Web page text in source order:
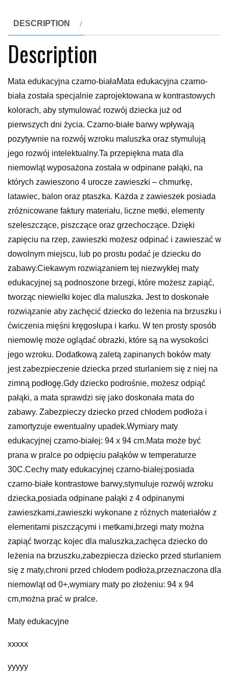
DESCRIPTION
Description
Mata edukacyjna czarno-białaMata edukacyjna czarno-
biała została specjalnie zaprojektowana w kontrastowych
kolorach, aby stymulować rozwój dziecka już od
pierwszych dni życia. Czarno-białe barwy wpływają
pozytywnie na rozwój wzroku maluszka oraz stymulują
jego rozwój intelektualny.Ta przepiękna mata dla
niemowląt wyposażona została w odpinane pałąki, na
których zawieszono 4 urocze zawieszki – chmurkę,
latawiec, balon oraz ptaszka. Każda z zawieszek posiada
zróżnicowane faktury materiału, liczne metki, elementy
szeleszczące, piszczące oraz grzechoczące. Dzięki
zapięciu na rzep, zawieszki możesz odpinać i zawieszać w
dowolnym miejscu, lub po prostu podać je dziecku do
zabawy.Ciekawym rozwiązaniem tej niezwykłej maty
edukacyjnej są podnoszone brzegi, które możesz zapiąć,
tworząc niewielki kojec dla maluszka. Jest to doskonałe
rozwiązanie aby zachęcić dziecko do leżenia na brzuszku i
ćwiczenia mięśni kręgosłupa i karku. W ten prosty sposób
niemowlę może oglądać obrazki, które są na wysokości
jego wzroku. Dodatkową zaletą zapinanych boków maty
jest zabezpieczenie dziecka przed sturlaniem się z niej na
zimną podłogę.Gdy dziecko podrośnie, możesz odpiąć
pałąki, a mata sprawdzi się jako doskonała mata do
zabawy. Zabezpieczy dziecko przed chłodem podłoża i
zamortyzuje ewentualny upadek.Wymiary maty
edukacyjnej czarno-białej: 94 x 94 cm.Mata może być
prana w pralce po odpięciu pałąków w temperaturze
30C.Cechy maty edukacyjnej czarno-białej:posiada
czarno-białe kontrastowe barwy,stymuluje rozwój wzroku
dziecka,posiada odpinane pałąki z 4 odpinanymi
zawieszkami,zawieszki wykonane z różnych materiałów z
elementami piszczącymi i metkami,brzegi maty można
zapiąć tworząc kojec dla maluszka,zachęca dziecko do
leżenia na brzuszku,zabezpiecza dziecko przed sturlaniem
się z maty,chroni przed chłodem podłoża,przeznaczona dla
niemowląt od 0+,wymiary maty po złożeniu: 94 x 94
cm,można prać w pralce.
Maty edukacyjne
xxxxx
yyyyy